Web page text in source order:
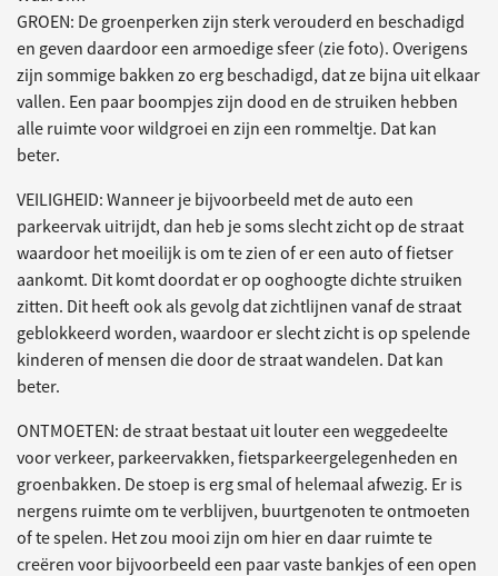
GROEN: De groenperken zijn sterk verouderd en beschadigd
en geven daardoor een armoedige sfeer (zie foto). Overigens
zijn sommige bakken zo erg beschadigd, dat ze bijna uit elkaar
vallen. Een paar boompjes zijn dood en de struiken hebben
alle ruimte voor wildgroei en zijn een rommeltje. Dat kan
beter.
VEILIGHEID: Wanneer je bijvoorbeeld met de auto een
parkeervak uitrijdt, dan heb je soms slecht zicht op de straat
waardoor het moeilijk is om te zien of er een auto of fietser
aankomt. Dit komt doordat er op ooghoogte dichte struiken
zitten. Dit heeft ook als gevolg dat zichtlijnen vanaf de straat
geblokkeerd worden, waardoor er slecht zicht is op spelende
kinderen of mensen die door de straat wandelen. Dat kan
beter.
ONTMOETEN: de straat bestaat uit louter een weggedeelte
voor verkeer, parkeervakken, fietsparkeergelegenheden en
groenbakken. De stoep is erg smal of helemaal afwezig. Er is
nergens ruimte om te verblijven, buurtgenoten te ontmoeten
of te spelen. Het zou mooi zijn om hier en daar ruimte te
creëren voor bijvoorbeeld een paar vaste bankjes of een open